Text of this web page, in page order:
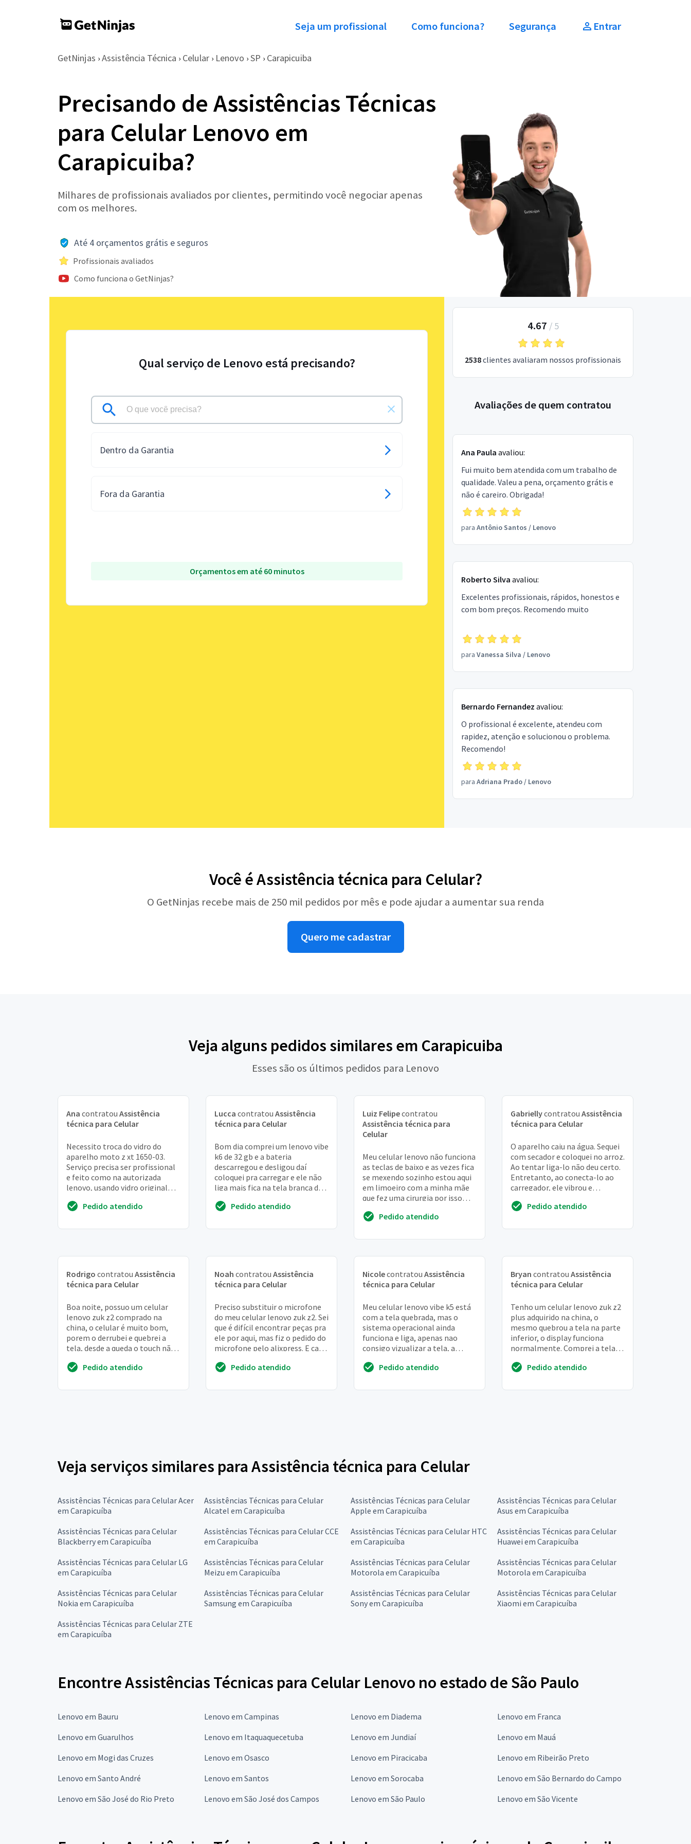
Seja um profissional Como funciona? Segurança Entrar
GetNinjas › Assistência Técnica › Celular › Lenovo › SP › Carapicuiba
Precisando de Assistências Técnicas
para Celular Lenovo em
Carapicuiba?
Milhares de profissionais avaliados por clientes, permitindo você negociar apenas
com os melhores.
Até 4 orçamentos grátis e seguros
Profissionais avaliados
Como funciona o GetNinjas?
Qual serviço de Lenovo está precisando?
Dentro da Garantia
Fora da Garantia
Orçamentos em até 60 minutos
4.67 / 5
2538clientes avaliaram nossos profissionais
Avaliações de quem contratou
Ana Paula avaliou:
Fui muito bem atendida com um trabalho de
qualidade. Valeu a pena, orçamento grátis e
não é careiro. Obrigada!
para Antônio Santos / Lenovo
Roberto Silva avaliou:
Excelentes profissionais, rápidos, honestos e
com bom preços. Recomendo muito
para Vanessa Silva / Lenovo
Bernardo Fernandez avaliou:
O profissional é excelente, atendeu com
rapidez, atenção e solucionou o problema.
Recomendo!
para Adriana Prado/ Lenovo
Você é Assistência técnica para Celular?
O GetNinjas recebe mais de 250 mil pedidos por mês e pode ajudar a aumentar sua renda
Quero me cadastrar
Veja alguns pedidos similares em Carapicuiba
Esses são os últimos pedidos para Lenovo
Ana contratou Assistência
técnica para Celular
Necessito troca do vidro do
aparelho moto z xt 1650-03.
Serviço precisa ser profissional
e feito como na autorizada
lenovo, usando vidro original
que não us...
Pedido atendido
Lucca contratou Assistência
técnica para Celular
Bom dia comprei um lenovo vibe
k6 de 32 gb e a bateria
descarregou e desligou daí
coloquei pra carregar e ele não
liga mais fica na tela branca do
Pedido atendido
Luiz Felipecontratou
Assistência técnica para
Celular
Meu celular lenovo não funciona
as teclas de baixo e as vezes fica
se mexendo sozinho estou aqui
em limoeiro com a minha mãe
que fez uma cirurgia por isso
t...
Pedido atendido
Gabriellycontratou Assistência
técnica para Celular
O aparelho caiu na água. Sequei
com secador e coloquei no arroz.
Ao tentar liga-lo não deu certo.
Entretanto, ao conecta-lo ao
carregador, ele vibrou e
como s...Pedido atendido
Rodrigo contratou Assistência
técnica para Celular
Boa noite, possuo um celular
lenovo zuk z2 comprado na
china, o celular é muito bom,
porem o derrubei e quebrei a
tela, desde a queda o touch não
celular. Já ...
Pedido atendido
Noah contratou Assistência
técnica para Celular
Preciso substituir o microfone
do meu celular lenovo zuk z2. Sei
que é difícil encontrar peças pra
ele por aqui, mas fiz o pedido do
microfone pelo alixpress. E caso
Pedido atendido
Nicolecontratou Assistência
técnica para Celular
Meu celular lenovo vibe k5 está
com a tela quebrada, mas o
sistema operacional ainda
funciona e liga, apenas nao
consigo vizualizar a tela, a
torta, nao consigo v...
Pedido atendido
Bryan contratou Assistência
técnica para Celular
Tenho um celular lenovo zuk z2
plus adquirido na china, o
mesmo quebrou a tela na parte
inferior, o display funciona
normalmente. Comprei a tela e
efetuar ...Pedido atendido
Veja serviços similares para Assistência técnica para Celular
Assistências Técnicas para Celular Acer
em Carapicuíba
Assistências Técnicas para Celular
Alcatel em Carapicuíba
Assistências Técnicas para Celular
Apple em Carapicuíba
Assistências Técnicas para Celular
Asus em Carapicuíba
Assistências Técnicas para Celular
Blackberry em Carapicuíba
Assistências Técnicas para Celular CCE
em Carapicuíba
Assistências Técnicas para Celular HTC
em Carapicuíba
Assistências Técnicas para Celular
Huawei em Carapicuíba
Assistências Técnicas para Celular LG
em Carapicuíba
Assistências Técnicas para Celular
Meizu em Carapicuíba
Assistências Técnicas para Celular
Motorola em Carapicuíba
Assistências Técnicas para Celular
Motorola em Carapicuíba
Assistências Técnicas para Celular
Nokia em Carapicuíba
Assistências Técnicas para Celular
Samsung em Carapicuíba
Assistências Técnicas para Celular
Sony em Carapicuíba
Assistências Técnicas para Celular
Xiaomi em Carapicuíba
Assistências Técnicas para Celular ZTE
em Carapicuíba
Encontre Assistências Técnicas para Celular Lenovo no estado de São Paulo
Lenovo em Bauru Lenovo em Campinas Lenovo em Diadema
Lenovo em Franca
Lenovo em Guarulhos
Lenovo em Itaquaquecetuba Lenovo em Jundiaí
Lenovo em Mauá
Lenovo em Mogi das Cruzes
Lenovo em Osasco Lenovo em Piracicaba
Lenovo em Ribeirão Preto
Lenovo em Santo André
Lenovo em Santos Lenovo em Sorocaba
Lenovo em São Bernardo do Campo
Lenovo em São José do Rio Preto
Lenovo em São José dos Campos Lenovo em São Paulo Lenovo em São Vicente